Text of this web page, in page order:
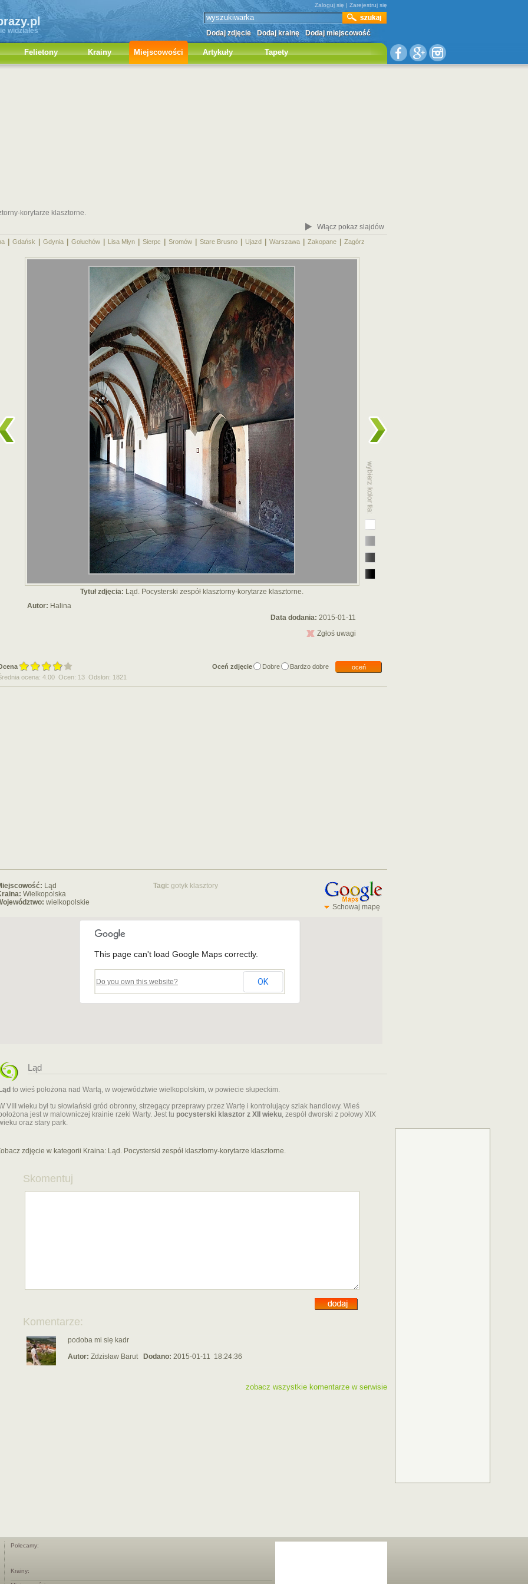
widziałeś
Zaloguj się | Zarejestruj się
Dodaj zdjęcie Dodaj krainę Dodaj miejscowość
Felietony Krainy Miejscowości Artykuły Tapety
korytarze klasztorne.
Włącz pokaz slajdów
Gdańsk Gdynia Gołuchów Lisa Młyn Sierpc Sromów Stare Brusno Ujazd Warszawa Zakopane Zagórz
Tytuł zdjęcia: Ląd. Pocysterski zespół klasztorny-korytarze klasztorne.
Autor: Halina
Data dodania: 2015-01-11
Zgłoś uwagi
Oceń zdjęcie Dobre Bardzo dobre
oceń
ocena: 4.00 Ocen: 13 Odsłon: 1821
Ląd
Wielkopolska
wielkopolskie
Tagi: gotyk klasztory
Schowaj mapę
This page can't load Google Maps correctly.
Do you own this website? OK
Ląd
to wieś położona nad Wartą, w województwie wielkopolskim, w powiecie słupeckim.
VIII wieku był tu słowiański gród obronny, strzegący przeprawy przez Wartę i kontrolujący szlak handlowy. Wieś
jest w malowniczej krainie rzeki Warty. Jest tu pocysterski klasztor z XII wieku, zespół dworski z połowy XIX
oraz stary park.
zdjęcie w kategorii Kraina: Ląd. Pocysterski zespół klasztorny-korytarze klasztorne.
Skomentuj
Komentarze:
podoba mi się kadr
Autor: Zdzisław Barut Dodano: 2015-01-11 18:24:36
zobacz wszystkie komentarze w serwisie
Polecamy:
Krainy: